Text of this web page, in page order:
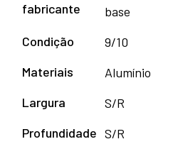
fabricante
base
Condição
9/10
Materiais
Alumínio
Largura
S/R
Profundidade S/R